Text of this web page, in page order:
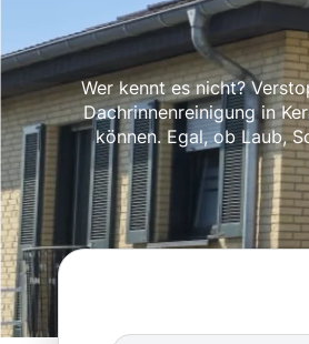
Wer kennt es nicht?
Dachrinnenreinigung in
können. Egal, ob Laub,